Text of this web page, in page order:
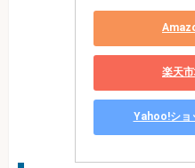
楽天
Yahoo!ショ